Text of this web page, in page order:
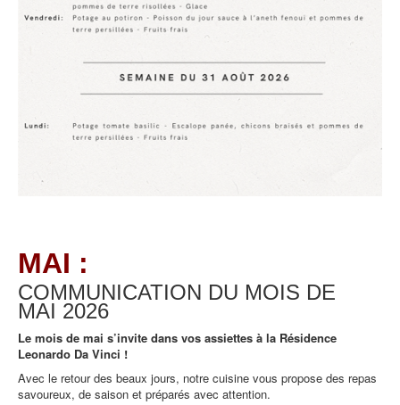
MAI :
COMMUNICATION DU MOIS DE
MAI 2026
Le mois de mai s’invite dans vos assiettes à la Résidence
Leonardo Da Vinci !
Avec le retour des beaux jours, notre cuisine vous propose des repas
savoureux, de saison et préparés avec attention.